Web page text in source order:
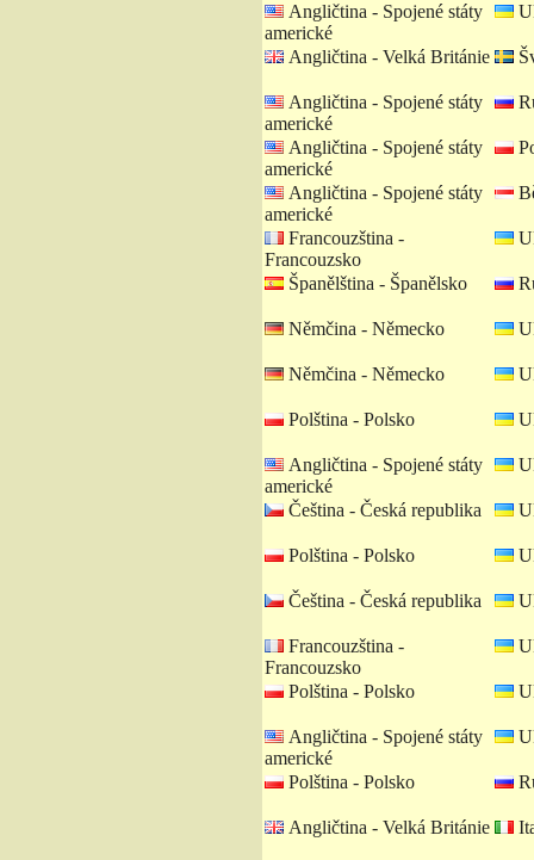
Angličtina - Spojené státy
americké
Angličtina - Velká Británie
Angličtina - Spojené státy
americké
Angličtina - Spojené státy
americké
Angličtina - Spojené státy
americké
Francouzština -
Francouzsko
Španělština - Španělsko
Němčina - Německo
Němčina - Německo
Polština - Polsko
Angličtina - Spojené státy
americké
Čeština - Česká republika
Polština - Polsko
Čeština - Česká republika
Francouzština -
Francouzsko
Polština - Polsko
Angličtina - Spojené státy
americké
Polština - Polsko
Angličtina - Velká Británie